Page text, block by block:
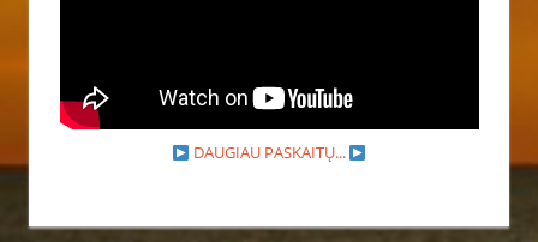
DAUGIAU PASKAITŲ...